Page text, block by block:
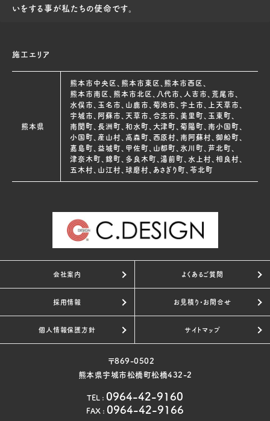
いをする事が私たちの使命です。
施工エリア
熊本県
熊本市中央区、熊本市東区、熊本市西区、
熊本市南区、熊本市北区、八代市、人吉市、荒尾市、
水俣市、玉名市、山鹿市、菊池市、宇土市、上天草市、
宇城市、阿蘇市、天草市、合志市、美里町、玉東町、
南関町、長洲町、和水町、大津町、菊陽町、南小国町、
小国町、産山村、高森町、西原村、南阿蘇村、御船町、
嘉島町、益城町、甲佐町、山都町、氷川町、芦北町、
津奈木町、錦町、多良木町、湯前町、水上村、相良村、
五木村、山江村、球磨村、あさぎり町、苓北町
会社案内 よくあるご質問
採用情報 お見積り・お問合せ
個人情報保護方針 サイトマップ
〒869-0502
熊本県宇城市松橋町松橋432-2
TEL : 0964-42-9160
FAX : 0964-42-9166